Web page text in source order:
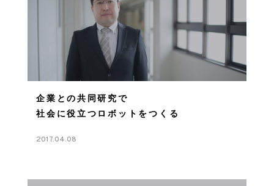
企業との共同研究で
社会に役立つロボットをつくる
2017.04.08